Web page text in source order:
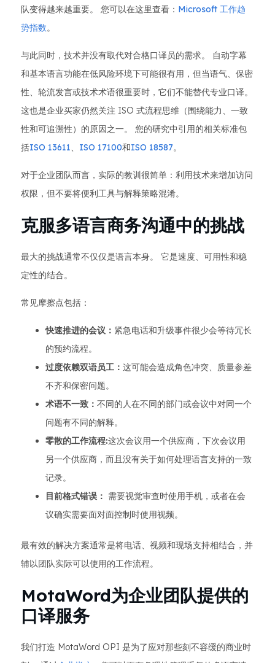
队变得越来越重要。 您可以在这里查看： Microsoft 工作趋
势指数。
与此同时，技术并没有取代对合格口译员的需求。 自动字幕
和基本语言功能在低风险环境下可能很有用，但当语气、保密
性、轮流发言或技术术语很重要时，它们不能替代专业口译。
这也是企业买家仍然关注 ISO 式流程思维（围绕能力、一致
性和可追溯性）的原因之一。 您的研究中引用的相关标准包
括ISO 13611、 ISO 17100和ISO 18587。
对于企业团队而言，实际的教训很简单：利用技术来增加访问
权限，但不要将便利工具与解释策略混淆。
克服多语言商务沟通中的挑战
最大的挑战通常不仅仅是语言本身。 它是速度、可用性和稳
定性的结合。
常见摩擦点包括：
快速推进的会议： 紧急电话和升级事件很少会等待冗长
的预约流程。
过度依赖双语员工： 这可能会造成角色冲突、质量参差
不齐和保密问题。
术语不一致： 不同的人在不同的部门或会议中对同一个
问题有不同的解释。
零散的工作流程:这次会议用一个供应商，下次会议用
另一个供应商，而且没有关于如何处理语言支持的一致
记录。
目前格式错误： 需要视觉审查时使用手机，或者在会
议确实需要面对面控制时使用视频。
最有效的解决方案通常是将电话、视频和现场支持相结合，并
辅以团队实际可以使用的工作流程。
MotaWord为企业团队提供的
口译服务
我们打造 MotaWord OPI 是为了应对那些刻不容缓的商业时